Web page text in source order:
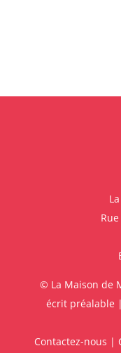
© La Maison de
écrit préalable
Contactez-nous |